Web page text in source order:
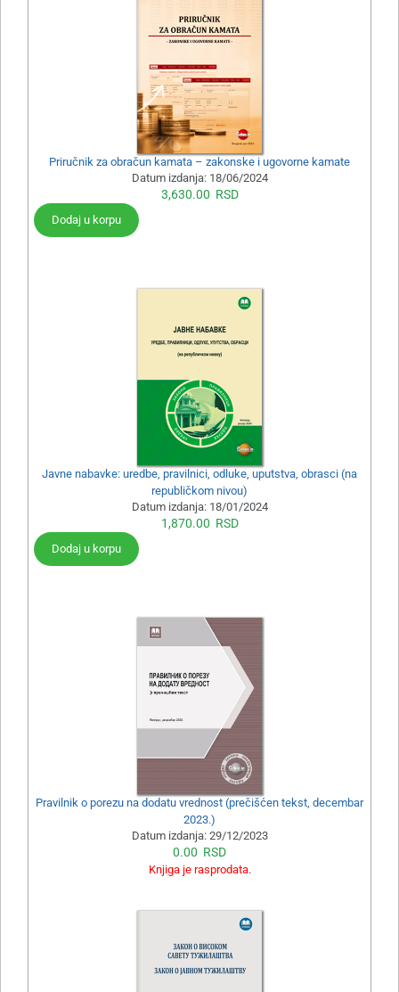
Priručnik za obračun kamata – zakonske i ugovorne kamate
Datum izdanja: 18/06/2024
3,630.00 RSD
Dodaj u korpu
Javne nabavke: uredbe, pravilnici, odluke, uputstva, obrasci (na
republičkom nivou)
Datum izdanja: 18/01/2024
1,870.00 RSD
Dodaj u korpu
Pravilnik o porezu na dodatu vrednost (prečišćen tekst, decembar
2023.)
Datum izdanja: 29/12/2023
0.00 RSD
Knjiga je rasprodata.